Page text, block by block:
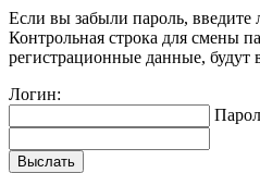
Если вы забыли пароль, введите
Контрольная строка для смены
регистрационные данные,
Логин:
Выслать